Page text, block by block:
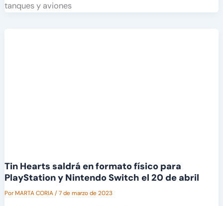
tanques y aviones
Tin Hearts saldrá en formato físico para
PlayStation y Nintendo Switch el 20 de abril
PorMARTA CORIA/7 de marzo de 2023